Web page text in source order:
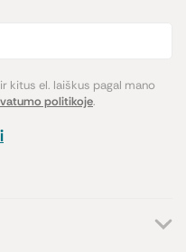
kitus el. laiškus pagal mano
politikoje.